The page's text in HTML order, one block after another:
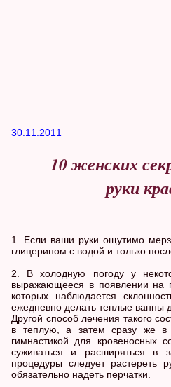
30.11.2011
10 женских
руки
1. Если ваши руки ощутимо
глицерином с водой и только
2. В холодную погоду у
выражающееся в появлении на
которых наблюдается
ежедневно делать теплые ванны
Другой способ лечения такого
в теплую, а затем сразу же в
гимнастикой для кровеносных
суживаться и расширяться в
процедуры следует
обязательно надеть перчатки.